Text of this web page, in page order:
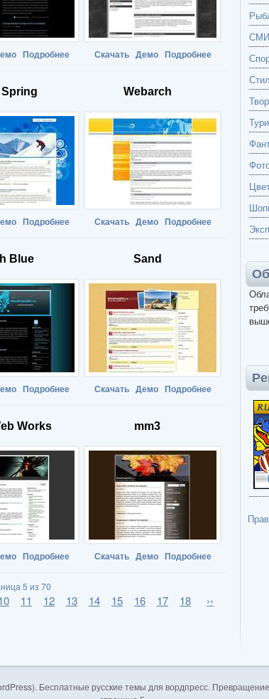
Подробнее Скачать Демо Подробнее
Подробнее
Webarch
Скачать Демо Подробнее
Blue
Подробнее
Sand
Скачать Демо Подробнее
Works
Подробнее
mm3
Скачать Демо Подробнее
5 из 70
11 12 13 14 15 16 17 18 ››
СМИ
Бесплатные русские темы для вордпресс.